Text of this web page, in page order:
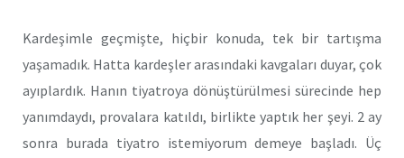
Kardeşimle geçmişte, hiçbir konuda, tek bir tartışma
yaşamadık. Hatta kardeşler arasındaki kavgaları duyar, çok
ayıplardık. Hanın tiyatroya dönüştürülmesi sürecinde hep
yanımdaydı, provalara katıldı, birlikte yaptık her şeyi. 2 ay
sonra burada tiyatro istemiyorum demeye başladı. Üç